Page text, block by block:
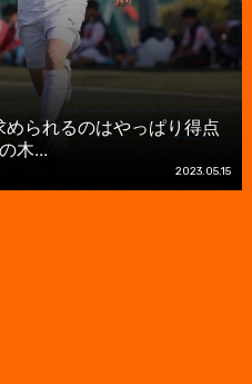
められるのはやっぱり得点
木...
2023.05.15